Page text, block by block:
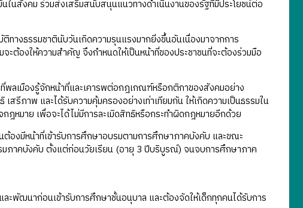
นสังคม ร่วมส่งเสริมสนับสนุนแนวทางดำเนินงานของรัฐที่มีประโยชน์ต่อ
งธรรมชาตินับวันเกิดความรุนแรงมากยิ่งขึ้นอันเนื่องมาจากการ
ต้องให้ความสำคัญ จึงกำหนดให้เป็นหน้าที่ของประชาชนที่จะต้องร่วมมือ
ลเมืองรู้จักหน้าที่และเคารพต่อกฎเกณฑ์หรือกติกาของสังคมอย่าง
รีภาพ และได้รับความคุ้มครองอย่างเท่าเทียมกัน ให้เกิดความเป็นธรรมใน
ฎหมาย เพื่อจะได้ไม่มีการละเมิดสิทธิหรือกระทำผิดกฎหมายอีกด้วย
องมีหน้าที่เข้ารับการศึกษาอบรมตามการศึกษาภาคบังคับ และขณะ
มภาคบังคับ ตั้งแต่ก่อนวัยเรียน (อายุ 3 ปีบริบูรณ์) จนจบการศึกษาภาค
พัฒนาก่อนเข้ารับการศึกษาชั้นอนุบาล และต้องจัดให้เด็กทุกคนได้รับการ